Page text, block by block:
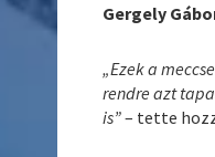
Gergely
„Ezek a
rendre azt
is”– tette